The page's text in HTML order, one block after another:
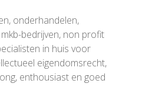
onderhandelen,
bedrijven, non profit
in huis voor
eigendomsrecht,
enthousiast en goed